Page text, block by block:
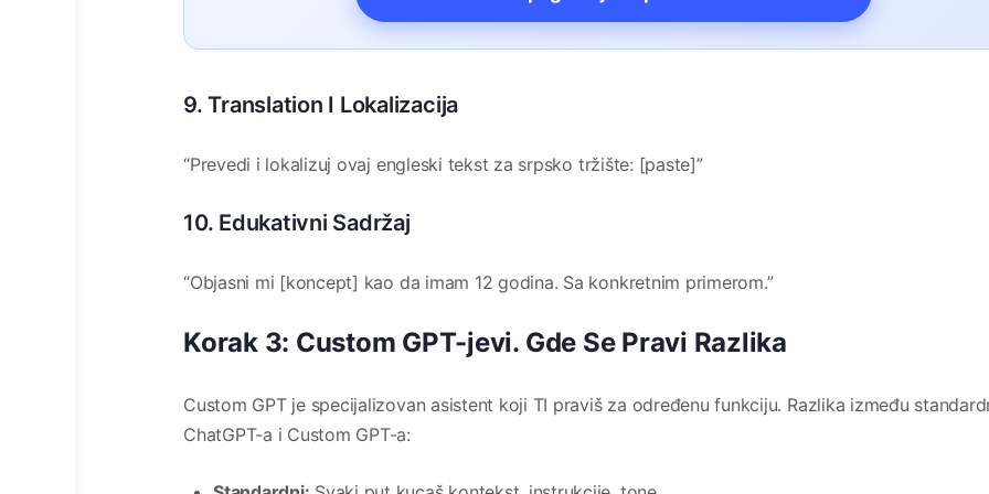
9. Translation I Lokalizacija
“Prevedi i lokalizuj ovaj engleski tekst za srpsko tržište: [paste]”
10. Edukativni Sadržaj
“Objasni mi [koncept] kao da imam 12 godina. Sa konkretnim primerom.”
Korak 3: Custom GPT-jevi. Gde Se Pravi Razlika
Custom GPT je specijalizovan asistent koji TI praviš za određenu funkciju. Razlika između
ChatGPT-a i Custom GPT-a: